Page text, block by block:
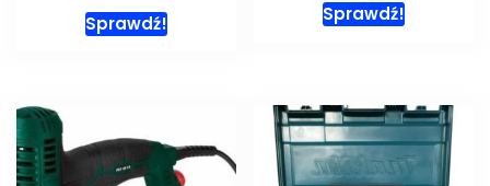
Sprawdź! Sprawdź!